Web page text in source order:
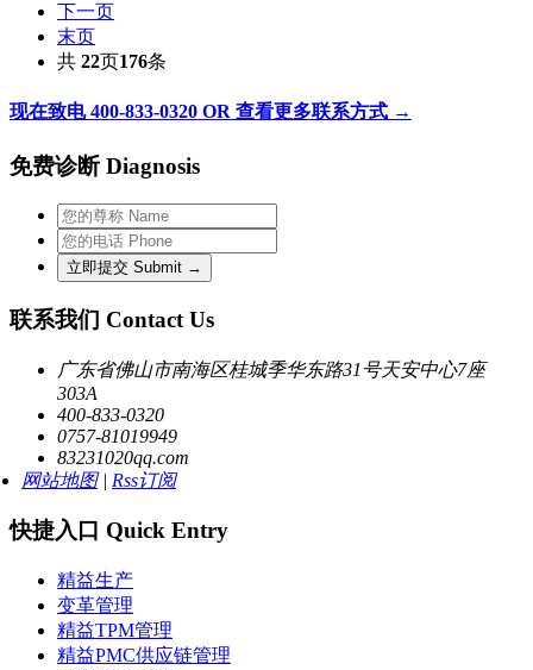
下一页
末页
共 22页176条
现在致电 400-833-0320 OR 查看更多联系方式 →
免费诊断 Diagnosis
联系我们 Contact Us
广东省佛山市南海区桂城季华东路31号天安中心7座
303A
400-833-0320
0757-81019949
83231020qq.com
网站地图| Rss订阅
快捷入口 Quick Entry
精益生产
变革管理
精益TPM管理
精益PMC供应链管理